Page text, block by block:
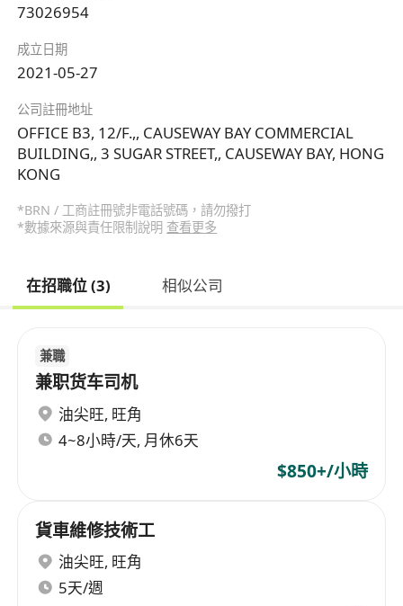
73026954
成立日期
2021-05-27
公司註冊地址
OFFICE B3, 12/F.,, CAUSEWAY BAY COMMERCIAL
BUILDING,, 3 SUGAR STREET,, CAUSEWAY BAY, HONG
KONG
*BRN / 工商註冊號非電話號碼，請勿撥打
*數據來源與責任限制說明 查看更多
在招職位 (3) 相似公司
兼職
兼职货车司机
油尖旺, 旺角
4~8小時/天, 月休6天
$850+/小時
貨車維修技術工
油尖旺, 旺角
5天/週